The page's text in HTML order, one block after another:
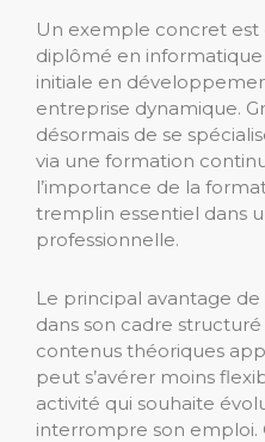
Un exemple concret est
diplômé en
initiale en
entreprise dynamique.
désormais de se
via une formation
l’importance de la
tremplin essentiel dans
professionnelle.
Le principal avantage
dans son cadre
contenus théoriques
peut s’avérer moins
activité qui souhaite
interrompre son emploi.